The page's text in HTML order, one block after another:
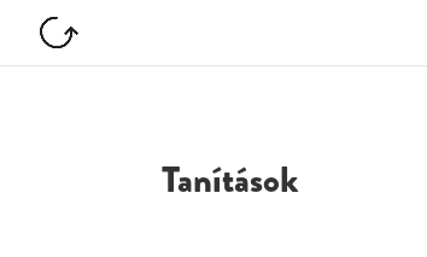
Tanítások